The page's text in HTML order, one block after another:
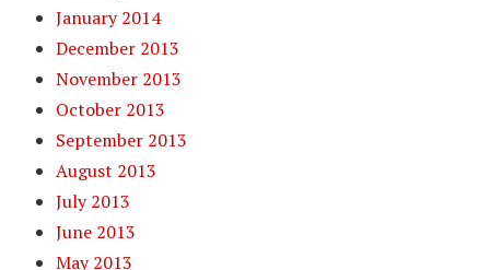
January 2014
December 2013
November 2013
October 2013
September 2013
August 2013
July 2013
June 2013
May 2013